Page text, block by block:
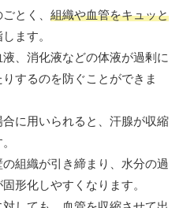
とく、 組織や血管をキュッと
ます。
、消化液などの体液が過剰に
するのを防ぐことができま
に用いられると、汗腺が収縮
組織が引き締まり、水分の過
形化しやすくなります。